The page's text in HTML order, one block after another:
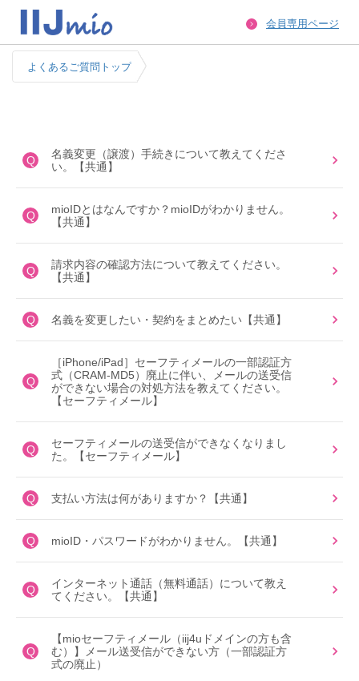
会員専用ページ
よくあるご質問トップ
Q
名義変更（譲渡）手続きについて教えてくださ
い。【共通】
Q
mioIDとはなんですか？mioIDがわかりません。
【共通】
Q
請求内容の確認方法について教えてください。
【共通】
Q 名義を変更したい・契約をまとめたい【共通】
Q
［iPhone/iPad］セーフティメールの一部認証方
式（CRAM-MD5）廃止に伴い、メールの送受信
ができない場合の対処方法を教えてください。
【セーフティメール】
Q
セーフティメールの送受信ができなくなりまし
た。【セーフティメール】
Q 支払い方法は何がありますか？【共通】
Q mioID・パスワードがわかりません。【共通】
Q
インターネット通話（無料通話）について教え
てください。【共通】
Q
【mioセーフティメール（iij4uドメインの方も含
む）】メール送受信ができない方（一部認証方
式の廃止）